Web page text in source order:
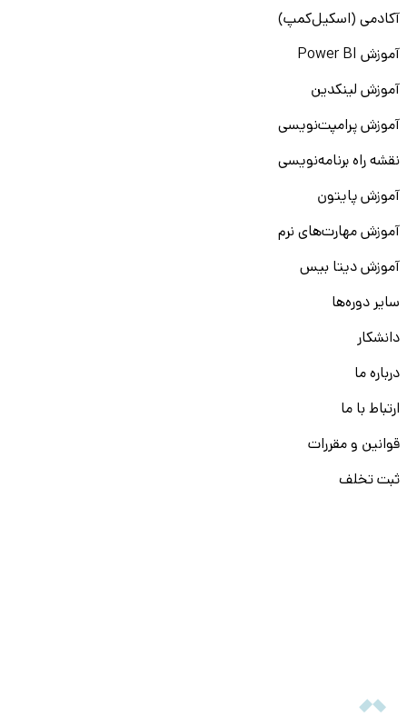
آکادمی (اسکیل‌کمپ)
آموزش Power BI
آموزش لینکدین
آموزش پرامپت‌نویسی
نقشه راه برنامه‌نویسی
آموزش پایتون
آموزش مهارت‌های نرم
آموزش دیتا بیس
سایر دوره‌ها
دانشکار
درباره ما
ارتباط با ما
قوانین و مقررات
ثبت تخلف